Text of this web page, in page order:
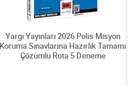
Yargı Yayınları 2026 Polis Misyon
Koruma Sınavlarına Hazırlık Tamamı
Çözümlü Rota 5 Deneme